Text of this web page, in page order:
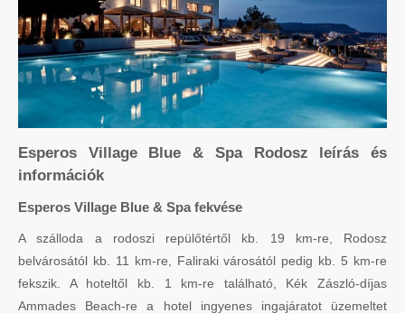
Esperos Village Blue & Spa Rodosz leírás és
információk
Esperos Village Blue & Spa fekvése
A szálloda a rodoszi repülőtértől kb. 19 km-re, Rodosz
belvárosától kb. 11 km-re, Faliraki városától pedig kb. 5 km-re
fekszik. A hoteltől kb. 1 km-re található, Kék Zászló-díjas
Ammades Beach-re a hotel ingyenes ingajáratot üzemeltet